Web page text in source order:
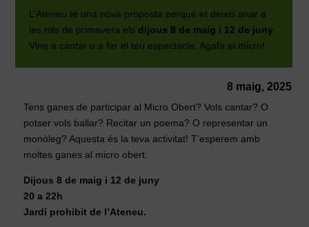
L’Ateneu té una nova proposta perquè et deixis anar a
les nits de primavera els dijous 8 de maig i 12 de juny
Vine a cantar o a fer el teu espectacle. Agafa el micro!
8 maig, 2025
Tens ganes de participar al Micro Obert? Vols cantar? O
potser vols ballar? Recitar un poema? O representar un
monòleg? Aquesta és la teva activitat! T’esperem amb
moltes ganes al micro obert.
Dijous 8 de maig i 12 de juny
20 a 22h
Jardí prohibit de l’Ateneu.